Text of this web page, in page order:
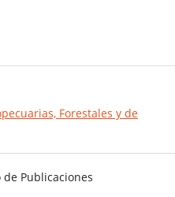
Forestales y de
Publicaciones